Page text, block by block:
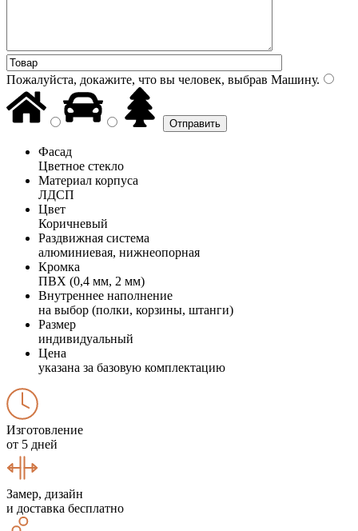
Пожалуйста, докажите, что вы человек, выбрав Машину.
Фасад
Цветное стекло
Материал корпуса
ЛДСП
Цвет
Коричневый
Раздвижная система
алюминиевая, нижнеопорная
Кромка
ПВХ (0,4 мм, 2 мм)
Внутреннее наполнение
на выбор (полки, корзины, штанги)
Размер
индивидуальный
Цена
указана за базовую комплектацию
Изготовление
от 5 дней
Замер, дизайн
и доставка бесплатно